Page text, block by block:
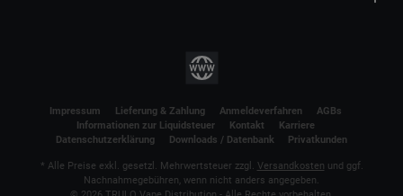
Impressum Lieferung & Zahlung Anmeldeverfahren
AGBs
Informationen zur Liquidsteuer
Kontakt
Karriere
Datenschutzerklärung
Downloads / Datenbank Privatkunden
* Alle Preise exkl. gesetzl. Mehrwertsteuer zzgl. Versandkosten und ggf.
Nachnahmegebühren, wenn nicht anders angegeben.